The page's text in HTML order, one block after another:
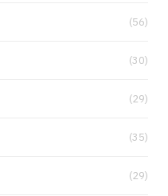
(56)
(30)
(29)
(35)
(29)